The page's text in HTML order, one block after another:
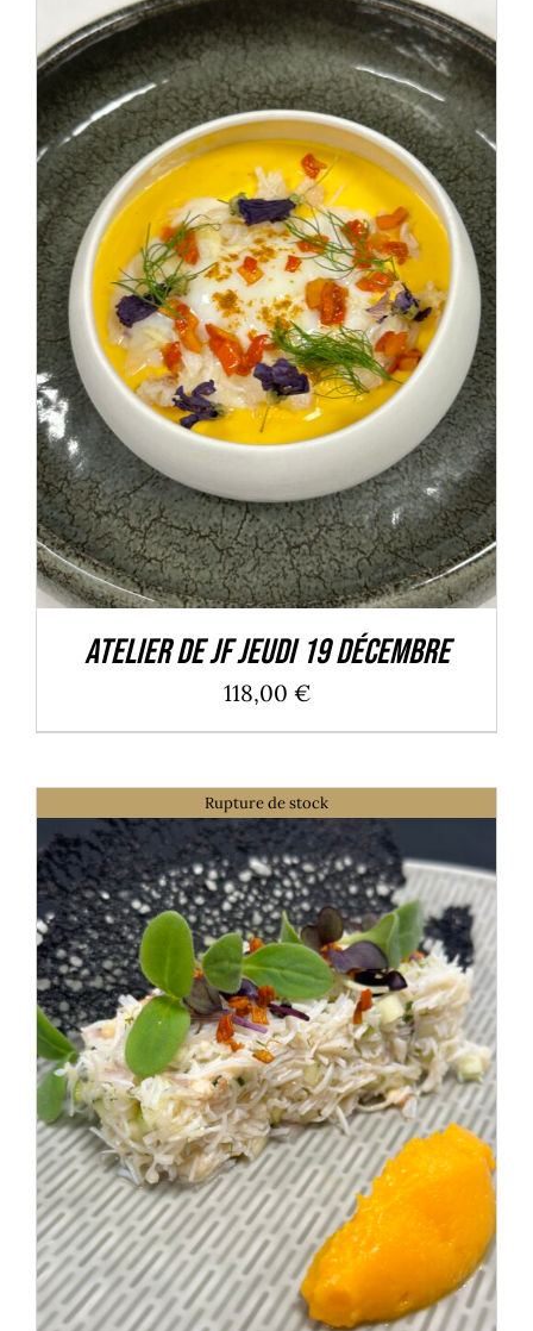
AJOUTER AU PANIER / DÉTAILS
Atelier de JF Jeudi 19 décembre
118,00 €
Rupture de stock
DÉTAILS